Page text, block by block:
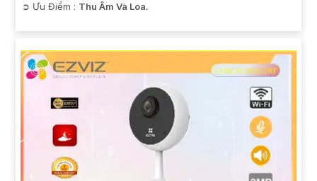
️➲ Ưu Điểm : Thu Âm Và Loa.